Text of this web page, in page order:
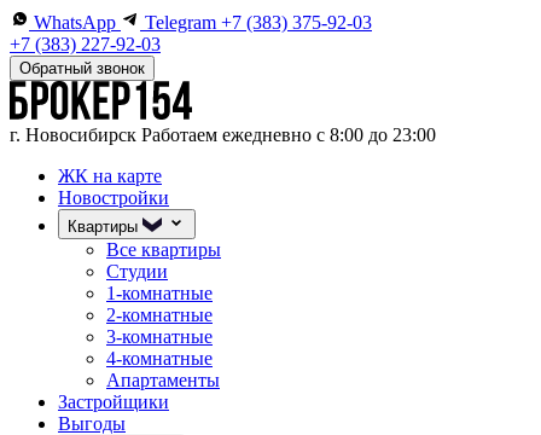
WhatsApp Telegram +7 (383) 375-92-03
+7 (383) 227-92-03
Обратный звонок
г. Новосибирск Работаем ежедневно с 8:00 до 23:00
ЖК на карте
Новостройки
Квартиры
Все квартиры
Студии
1-комнатные
2-комнатные
3-комнатные
4-комнатные
Апартаменты
Застройщики
Выгоды